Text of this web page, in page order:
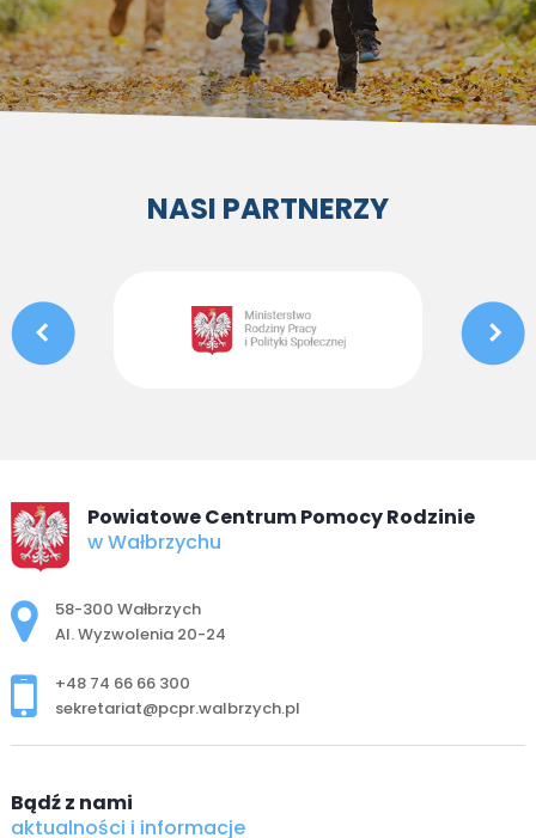
NASI PARTNERZY
Powiatowe Centrum Pomocy Rodzinie
w Wałbrzychu
Adres pocztowy:
58-300 Wałbrzych
Al. Wyzwolenia 20-24
+48 74 66 66 300
sekretariat@pcpr.walbrzych.pl
Bądź z nami
aktualności i informacje